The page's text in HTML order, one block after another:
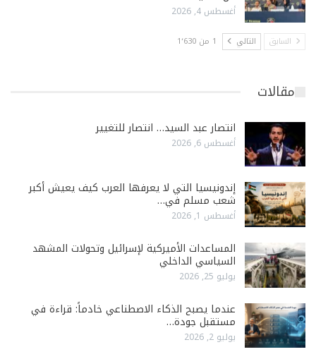
أغسطس 4, 2026
السابق التالي 1 من 1٬630
مقالات
انتصار عبد السيد… انتصار للتغيير
أغسطس 6, 2026
إندونيسيا التي لا يعرفها العرب كيف يعيش أكبر
شعب مسلم في…
أغسطس 1, 2026
المساعدات الأميركية لإسرائيل وتحولات المشهد
السياسي الداخلي
يوليو 25, 2026
عندما يصبح الذكاء الاصطناعي خادماً: قراءة في
مستقبل جودة…
يوليو 2, 2026